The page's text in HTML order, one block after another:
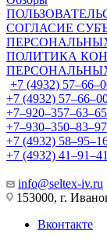
СОГЛАСИЕ
ПОЛИТИКА
+7 (4932)
+7 (4932)
+7‒920‒357‒63‒65
+7‒930‒350‒83‒97
+7 (4932)
+7 (4932) 41‒91‒41
info@seltex-iv.ru
153000, г.
Вконтакте